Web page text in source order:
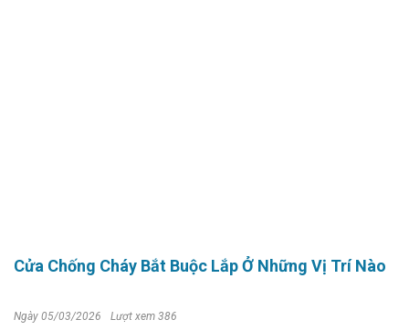
Cửa Chống Cháy Bắt Buộc Lắp Ở Những Vị Trí Nào
Ngày 05/03/2026 Lượt xem 386